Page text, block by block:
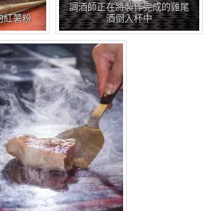
紅薯粉
調酒師正在將製作完成的雞尾
酒倒入杯中